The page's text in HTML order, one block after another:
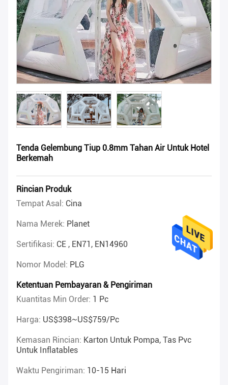
Tenda Gelembung Tiup 0.8mm Tahan Air Untuk Hotel
Berkemah
Rincian Produk
Tempat Asal: Cina
Nama Merek: Planet
Sertifikasi: CE , EN71, EN14960
Nomor Model: PLG
Ketentuan Pembayaran & Pengiriman
Kuantitas Min Order: 1 Pc
Harga: US$398~US$759/pc
Kemasan Rincian: Karton Untuk Pompa, Tas Pvc
Untuk Inflatables
Waktu Pengiriman: 10-15 Hari